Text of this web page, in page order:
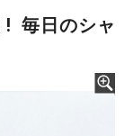
! 毎日のシャ